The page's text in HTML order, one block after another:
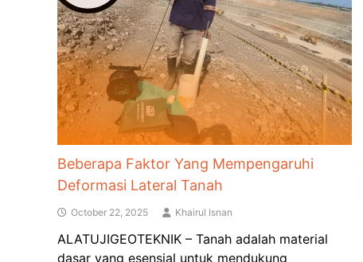
Beberapa Faktor Yang Mempengaruhi
Deformasi Lateral Tanah
October 22, 2025 Khairul Isnan
ALATUJIGEOTEKNIK – Tanah adalah material
dasar yang esensial untuk mendukung